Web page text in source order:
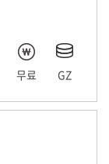
무료 GZ